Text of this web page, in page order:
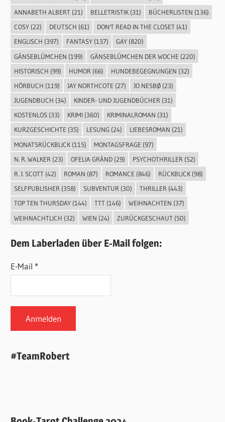
ANNABETH ALBERT(21) BELLETRISTIK(31) BÜCHERLISTEN (136)
COSY(22) DEUTSCH (61) DON'T READ IN THE CLOSET(41)
ENGLISCH (397) FANTASY(137) GAY(820)
GÄNSEBLÜMCHEN (199) GÄNSEBLÜMCHEN DER WOCHE (220)
HISTORISCH (99) HUMOR (66) HUNDEBEGEGNUNGEN (32)
HÖRBUCH (119) JAY NORTHCOTE (27) JO NESBØ(23)
JUGENDBUCH (34) KINDER- UND JUGENDBÜCHER (31)
KOSTENLOS(33) KRIMI(360) KRIMINALROMAN (31)
KURZGESCHICHTE (35) LESUNG(24) LIEBESROMAN (21)
MONATSRÜCKBLICK(115) MONTAGSFRAGE (97)
N. R. WALKER (23) OFELIA GRÄND(29) PSYCHOTHRILLER (52)
R. J. SCOTT(42) ROMAN (87) ROMANCE (846) RÜCKBLICK(98)
SELFPUBLISHER (358) SUBVENTUR (30) THRILLER (443)
TOP TEN THURSDAY(144) TTT(146) WEIHNACHTEN (37)
WEIHNACHTLICH (32) WIEN (24) ZURÜCKGESCHAUT(50)
Dem Laberladen über E-Mail folgen:
E-Mail *
#TeamRobert